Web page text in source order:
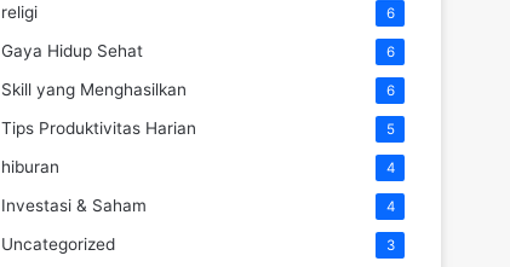
religi 6
Gaya Hidup Sehat 6
Skill yang Menghasilkan 6
Tips Produktivitas Harian 5
hiburan 4
Investasi & Saham 4
Uncategorized 3